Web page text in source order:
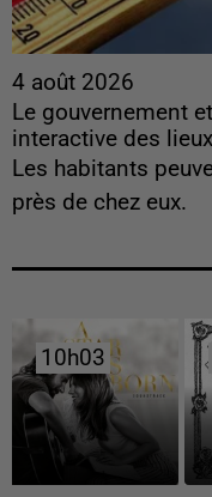
4 août 2026
Le gouvernement
interactive des
Les habitants
près de chez eux.
10h03
10h03